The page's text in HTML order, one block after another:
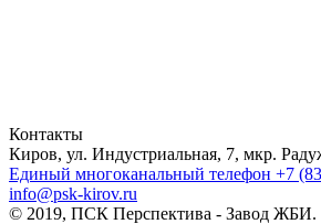
Контакты
Киров, ул. Индустриальная, 7, мкр.
Единый многоканальный телефон +7
info@psk-kirov.ru
© 2019, ПСК Перспектива - Завод ЖБИ.